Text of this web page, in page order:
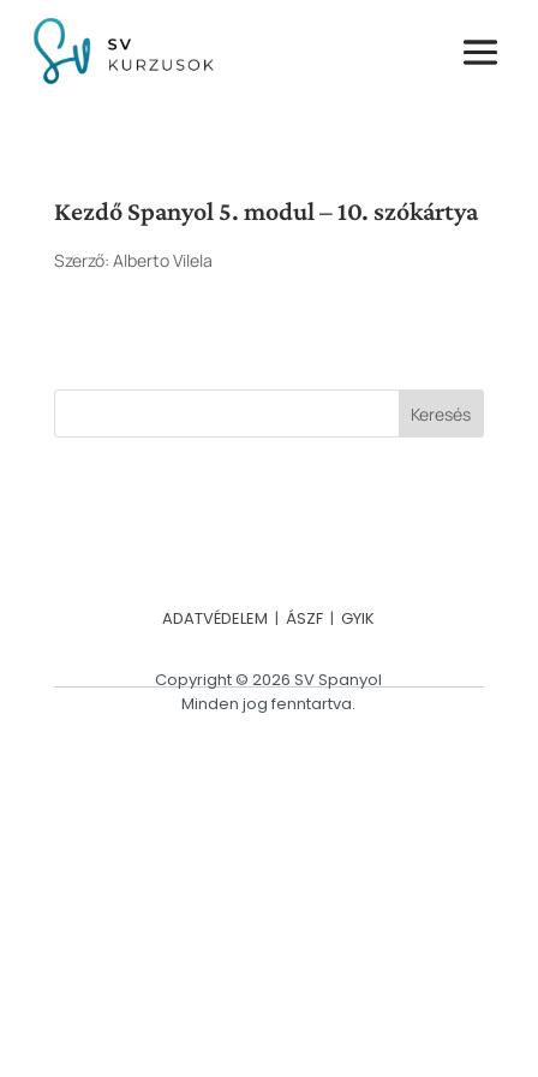
Kezdő Spanyol 5. modul – 10. szókártya
Szerző: Alberto Vilela
Keresés
ADATVÉDELEM | ÁSZF |GYIK
Copyright © 2026 SV Spanyol
Minden jog fenntartva.